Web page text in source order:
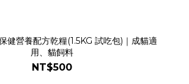
健營養配方乾糧(1.5KG 試吃包)｜成貓適
用、貓飼料
NT$500